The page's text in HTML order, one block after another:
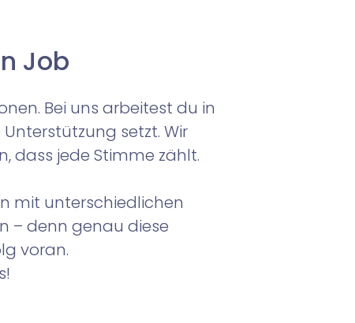
Job
Bei uns arbeitest du in
setzt. Wir
dass jede Stimme zählt.
mit unterschiedlichen
– denn genau diese
voran.